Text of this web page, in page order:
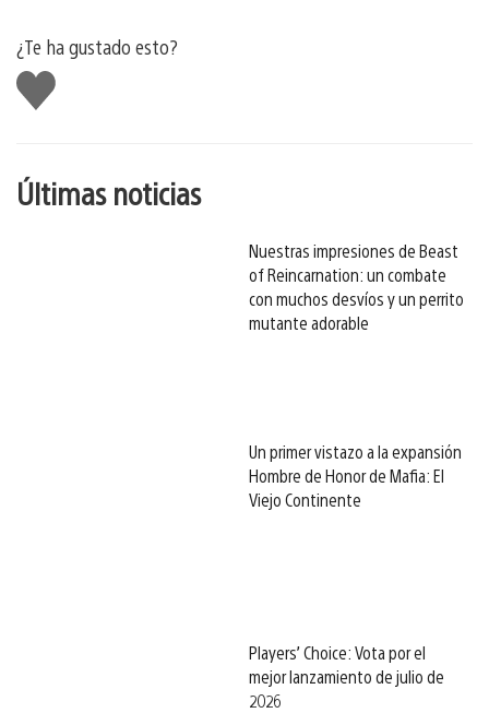
¿Te ha gustado esto?
Me
gusta
Últimas noticias
Nuestras impresiones de Beast
of Reincarnation: un combate
con muchos desvíos y un perrito
mutante adorable
Un primer vistazo a la expansión
Hombre de Honor de Mafia: El
Viejo Continente
Players’ Choice: Vota por el
mejor lanzamiento de julio de
2026